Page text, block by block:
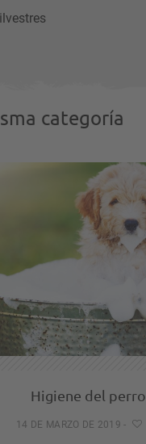
categoría
Higiene del perro
14 DE MARZO DE 2019 -